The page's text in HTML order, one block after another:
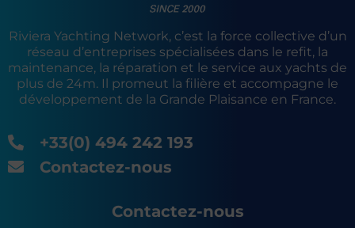
Riviera Yachting Network, c’est la force collective d’un
réseau d’entreprises spécialisées dans le refit, la
maintenance, la réparation et le service aux yachts de
plus de 24m. Il promeut la filière et accompagne le
développement de la Grande Plaisance en France.
+33(0) 494 242 193
Contactez-nous
Contactez-nous